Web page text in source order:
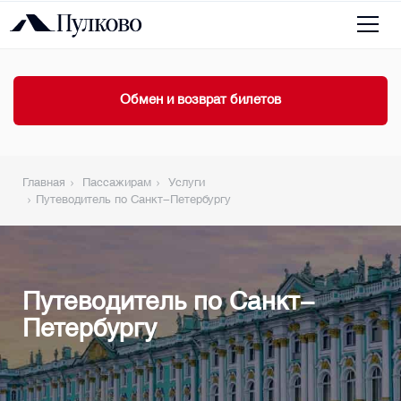
Обмен и возврат билетов
Главная Пассажирам
Услуги
Путеводитель по Санкт-Петербургу
Путеводитель по Санкт-
Петербургу